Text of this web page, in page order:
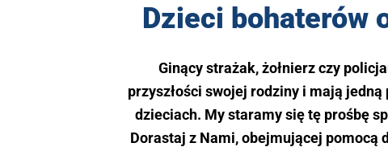
Dzieci bohaterów
Ginący strażak, żołnierz czy
przyszłości swojej rodziny i mają
dzieciach. My staramy się tę prośbę
Dorastaj z Nami, obejmującej pomocą